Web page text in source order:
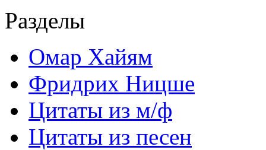
Разделы
Омар Хайям
Фридрих Ницше
Цитаты из м/ф
Цитаты из песен